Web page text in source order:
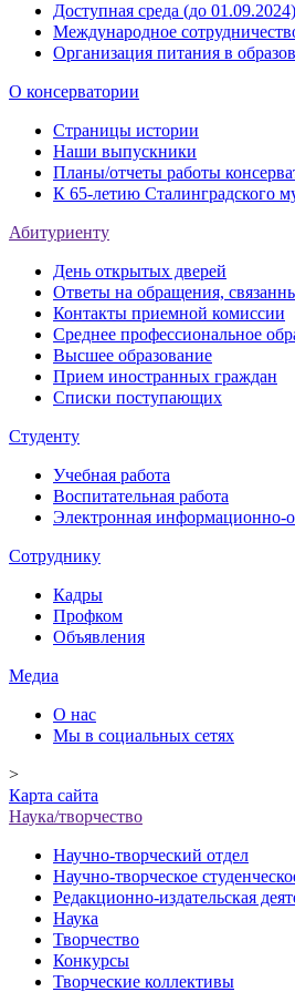
Доступная среда (до 01.09.2024)
Международное
Организация питания в
О консерватории
Страницы истории
Наши выпускники
Планы/отчеты работы
К 65-летию Сталинградского
Абитуриенту
День открытых дверей
Ответы на обращения,
Контакты приемной комиссии
Среднее профессиональное
Высшее образование
Прием иностранных граждан
Списки поступающих
Студенту
Учебная работа
Воспитательная работа
Электронная информационно-
Сотруднику
Кадры
Профком
Объявления
Медиа
О нас
Мы в социальных сетях
>
Карта сайта
Наука/творчество
Научно-творческий отдел
Научно-творческое
Редакционно-издательская
Наука
Творчество
Конкурсы
Творческие коллективы